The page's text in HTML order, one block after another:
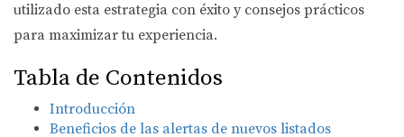
utilizado esta estrategia con éxito y consejos prácticos
para maximizar tu experiencia.
Tabla de Contenidos
Introducción
Beneficios de las alertas de nuevos listados